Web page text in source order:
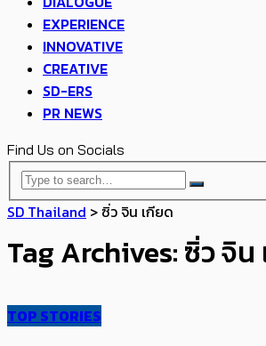
EXPERIENCE
INNOVATIVE
CREATIVE
SD-ERS
PR NEWS
Find Us on Socials
SD Thailand > ซิ่ว จิน เกียด
Tag Archives: ซิ่ว จิน
TOP STORIES